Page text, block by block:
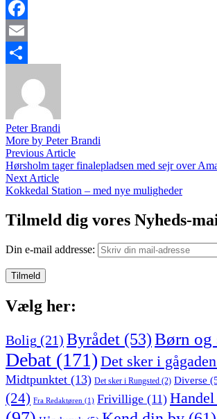
Facebook
Email
Peter Brandi
More by Peter Brandi
Indlægsnavigation
Previous ArticlePrevious
article:
Hørsholm tager finalepladsen med sejr over
Next ArticleNext
article:
Kokkedal Station – med nye muligheder
Tilmeld dig vores Nyheds-
Din e-mail addresse:
Vælg her:
Bolig (21) Byrådet (53)Børn og
Debat (171) Det sker i gågaden
Midtpunktet (13) Det sker i Rungsted (2) Diverse
(24) Fra Redaktøren (1) Frivillige (11) Handel